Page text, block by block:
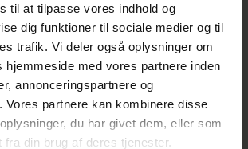
til at tilpasse vores indhold og
dig funktioner til sociale medier og til
trafik. Vi deler også oplysninger om
hjemmeside med vores partnere inden
annonceringspartnere og
Vores partnere kan kombinere disse
du har givet dem, eller som
fra din brug af deres tjenester.